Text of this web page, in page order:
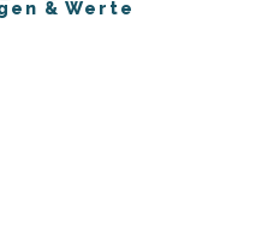
& Werte